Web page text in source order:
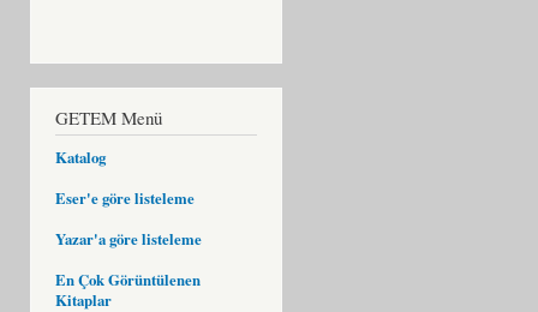
GETEM Menü
Katalog
Eser'e göre listeleme
Yazar'a göre listeleme
En Çok Görüntülenen
Kitaplar